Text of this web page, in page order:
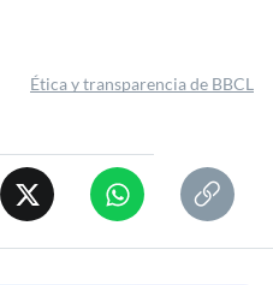
Ética y transparencia de BBCL